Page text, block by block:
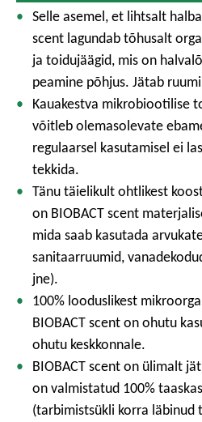
Selle asemel, et lihtsalt
scent lagundab tõhusalt
ja toidujäägid, mis on
peamine põhjus. Jätab
Kauakestva mikrobiootilise
võitleb olemasolevate
regulaarsel kasutamisel ei
tekkida.
Tänu täielikult ohtlikest
on BIOBACT scent
mida saab kasutada
sanitaarruumid,
jne).
100% looduslikest
BIOBACT scent on ohutu
ohutu keskkonnale.
BIOBACT scent on ülimalt
on valmistatud 100%
(tarbimistsükli korra läbinud